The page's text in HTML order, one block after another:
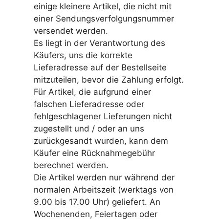
einige kleinere Artikel, die nicht mit
einer Sendungsverfolgungsnummer
versendet werden.
Es liegt in der Verantwortung des
Käufers, uns die korrekte
Lieferadresse auf der Bestellseite
mitzuteilen, bevor die Zahlung erfolgt.
Für Artikel, die aufgrund einer
falschen Lieferadresse oder
fehlgeschlagener Lieferungen nicht
zugestellt und / oder an uns
zurückgesandt wurden, kann dem
Käufer eine Rücknahmegebühr
berechnet werden.
Die Artikel werden nur während der
normalen Arbeitszeit (werktags von
9.00 bis 17.00 Uhr) geliefert. An
Wochenenden, Feiertagen oder